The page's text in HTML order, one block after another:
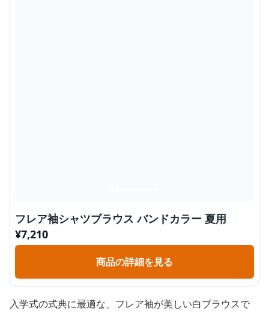
フレア袖シャツブラウス バンドカラー 夏用
¥7,210
商品の詳細を見る
入学式の式典に最適な、フレア袖が美しい白ブラウスで